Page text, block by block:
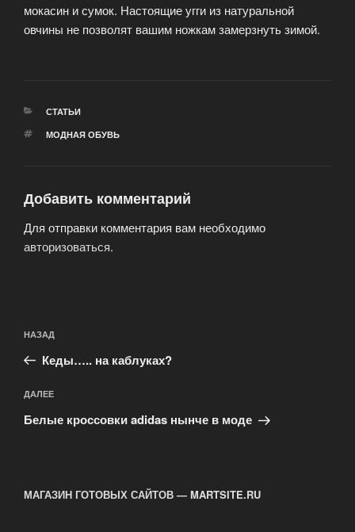
мокасин и сумок. Настоящие угги из натуральной
овчины не позволят вашим ножкам замерзнуть зимой.
РУБРИКИ
СТАТЬИ
МЕТКИ
МОДНАЯ ОБУВЬ
Добавить комментарий
Для отправки комментария вам необходимо
авторизоваться.
по
записям
Предыдущая
запись:
НАЗАД
Кеды….. на каблуках?
Следующая
запись
ДАЛЕЕ
Белые кроссовки adidas нынче в моде
МАГАЗИН ГОТОВЫХ САЙТОВ — MARTSITE.RU